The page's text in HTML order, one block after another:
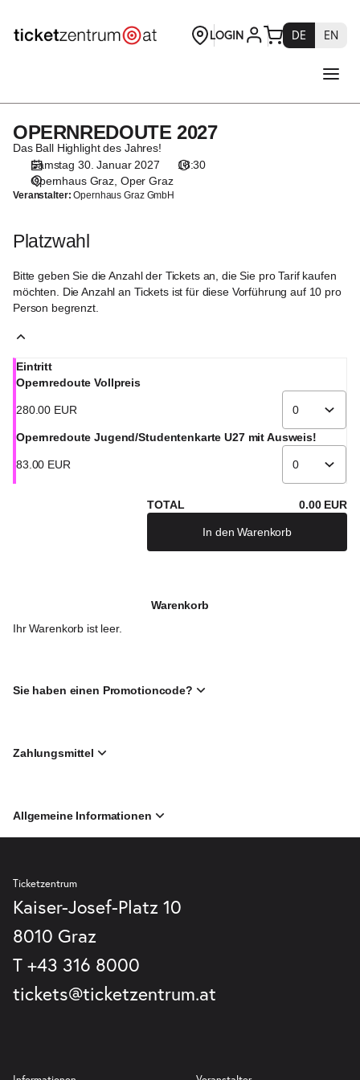
[Oper
Graz
OPERNREDOUTE
GmbH
OPERNREDOUTE
2027
OPERNREDOUTE 2027
Das Ball Highlight des Jahres!
Samstag 30. Januar 2027
18:30
Opernhaus Graz Oper Graz
Veranstalter:Opernhaus Graz GmbH
Platzwahl
Bitte geben Sie die Anzahl der Tickets an, die Sie pro Tarif kaufen
möchten. Die Anzahl an Tickets ist für diese Vorführung auf 10 pro
Person begrenzt.
Eintritt
Opernredoute Vollpreis
280.00 EUR
Opernredoute Jugend/Studentenkarte U27 mit Ausweis!
83 00 EUR
TOTAL 0.00 EUR
In den Warenkorb
Warenkorb
Ihr Warenkorb ist leer.
Sie haben einen Promotioncode?
Zahlungsmittel
Allgemeine Informationen